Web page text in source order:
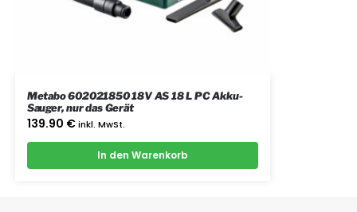
Metabo 602021850 18V AS 18 L PC Akku-
Sauger, nur das Gerät
139.90 € inkl. MwSt.
In den Warenkorb